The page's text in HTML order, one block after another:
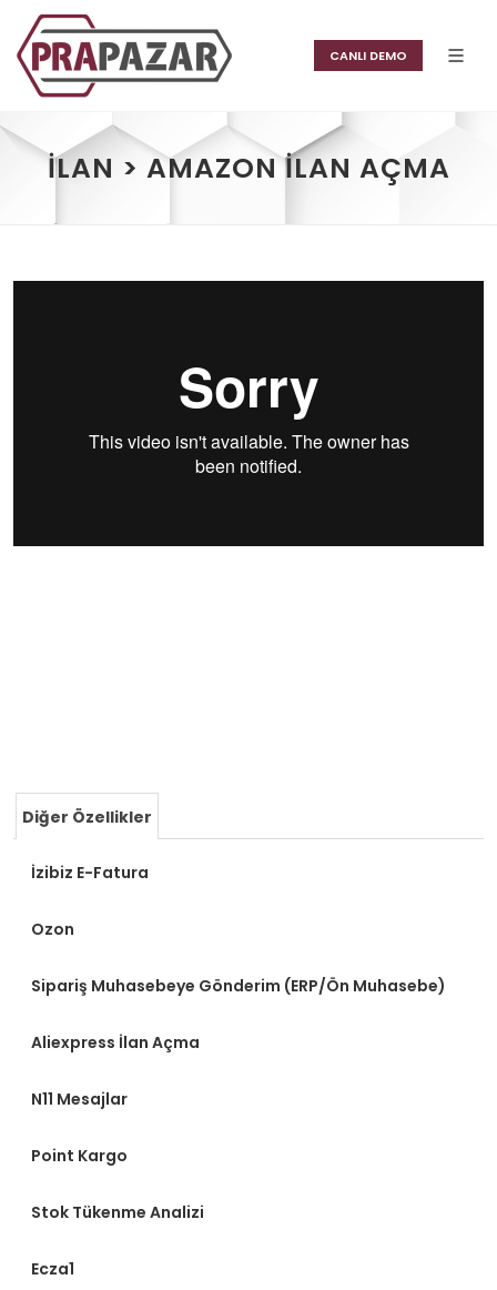
CANLI DEMO
İLAN > AMAZON İLAN AÇMA
Diğer Özellikler
İzibiz E-Fatura
Ozon
Sipariş Muhasebeye Gönderim (ERP/Ön Muhasebe)
Aliexpress İlan Açma
N11 Mesajlar
Point Kargo
Stok Tükenme Analizi
Ecza1